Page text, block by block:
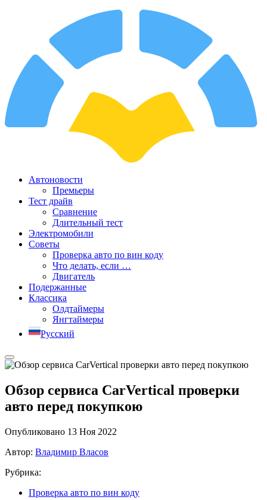
Автоновости
Премьеры
Тест драйв
Сравнение
Длительный тест
Электромобили
Советы
Проверка авто по вин коду
Что делать, если …
Двигатель
Подержанные
Классика
Олдтаймеры
Янгтаймеры
Русский
Обзор сервиса CarVertical проверки
авто перед покупкою
Опубликовано 13 Ноя 2022
Автор: Владимир Власов
Рубрика:
Проверка авто по вин коду